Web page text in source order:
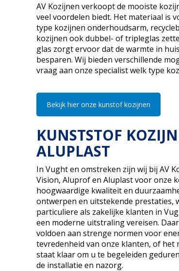
AV Kozijnen verkoopt de mooiste
veel voordelen biedt. Het materiaal is
type kozijnen onderhoudsarm,
kozijnen ook dubbel- of tripleglas
glas zorgt ervoor dat de warmte in
besparen. Wij bieden verschillende
vraag aan onze specialist welk type
Bekijk hier onze kunstof kozijnen
KUNSTSTOF
ALUPLAST
In Vught en omstreken zijn wij bij AV
Vision, Aluprof en Aluplast voor onze
hoogwaardige kwaliteit en
ontwerpen en uitstekende prestaties,
particuliere als zakelijke klanten in
een moderne uitstraling vereisen.
voldoen aan strenge normen voor
tevredenheid van onze klanten, of het
staat klaar om u te begeleiden
de installatie en nazorg.